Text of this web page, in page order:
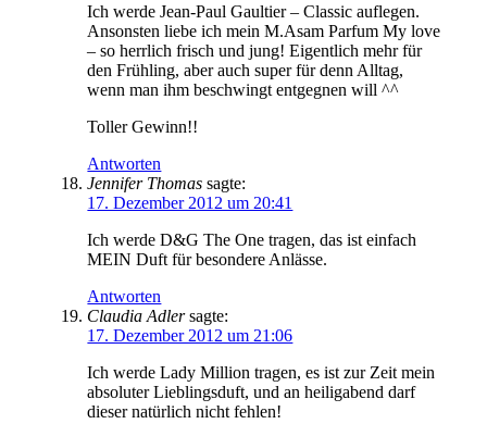
Ich werde Jean-Paul Gaultier – Classic auflegen.
Ansonsten liebe ich mein M.Asam Parfum My love
– so herrlich frisch und jung! Eigentlich mehr für
den Frühling, aber auch super für denn Alltag,
wenn man ihm beschwingt entgegnen will ^^
Toller Gewinn!!
Antworten
Jennifer Thomas sagte:
17. Dezember 2012 um 20:41
Ich werde D&G The One tragen, das ist einfach
MEIN Duft für besondere Anlässe.
Antworten
Claudia Adler sagte:
17. Dezember 2012 um 21:06
Ich werde Lady Million tragen, es ist zur Zeit mein
absoluter Lieblingsduft, und an heiligabend darf
dieser natürlich nicht fehlen!